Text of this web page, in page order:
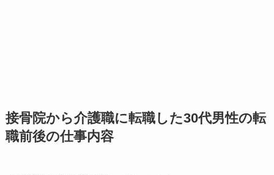
接骨院から介護職に転職した30代男性の転
職前後の仕事内容